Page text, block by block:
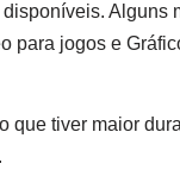
para jogos e
que tiver maior